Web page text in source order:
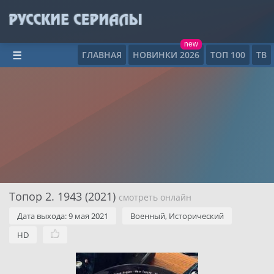
ГЛАВНАЯ НОВИНКИ 2026
new
ТОП 100 ТВ
☰
Топор 2. 1943 (2021) смотреть онлайн
Дата выхода: 9 мая 2021
Военный, Исторический
HD